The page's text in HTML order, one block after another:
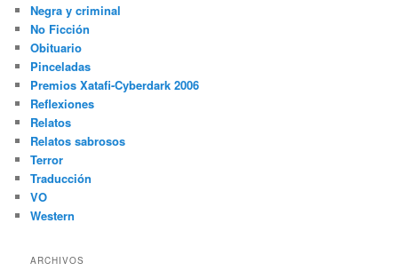
Negra y criminal
No Ficción
Obituario
Pinceladas
Premios Xatafi-Cyberdark 2006
Reflexiones
Relatos
Relatos sabrosos
Terror
Traducción
VO
Western
ARCHIVOS